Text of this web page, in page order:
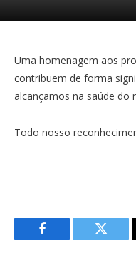
Uma homenagem aos
contribuem de forma
alcançamos na saúde do
Todo nosso
Facebook